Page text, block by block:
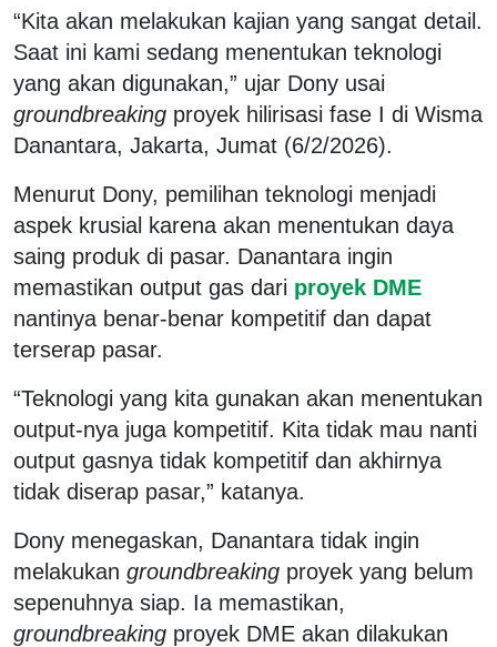
“Kita akan melakukan kajian yang sangat detail.
Saat ini kami sedang menentukan teknologi
yang akan digunakan,” ujar Dony usai
groundbreaking proyek hilirisasi fase I di Wisma
Danantara, Jakarta, Jumat (6/2/2026).
Menurut Dony, pemilihan teknologi menjadi
aspek krusial karena akan menentukan daya
saing produk di pasar. Danantara ingin
memastikan output gas dari proyek DME
nantinya benar-benar kompetitif dan dapat
terserap pasar.
“Teknologi yang kita gunakan akan menentukan
output-nya juga kompetitif. Kita tidak mau nanti
output gasnya tidak kompetitif dan akhirnya
tidak diserap pasar,” katanya.
Dony menegaskan, Danantara tidak ingin
melakukan groundbreaking proyek yang belum
sepenuhnya siap. Ia memastikan,
groundbreaking proyek DME akan dilakukan